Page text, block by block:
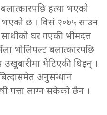
हत्या भएको
छ । विसं २०७५ साउन
साथीको घर गएकी भीमदत्त
भोलिपल्ट बलात्कारपछि
उखुबारीमा भेटिएकी थिइन् ।
अनुसन्धान
पत्ता लाग्न सकेको छैन ।